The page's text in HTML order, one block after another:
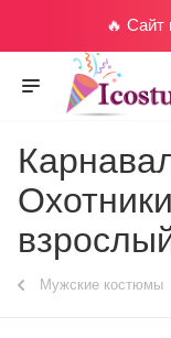
🔥 Сайт
Мужские костюмы